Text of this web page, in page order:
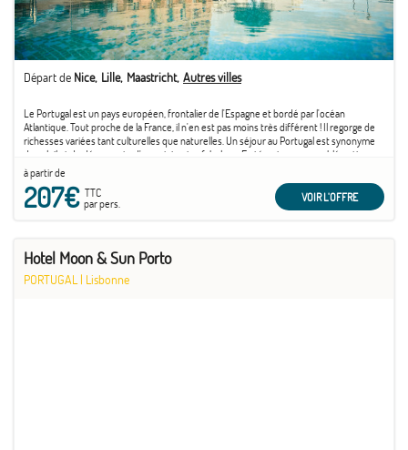
Départ de Nice Lille Maastricht Autres villes
Le Portugal est un pays européen, frontalier de l'Espagne et bordé par l'océan
Atlantique. Tout proche de la France, il n'en est pas moins très différent ! Il regorge de
richesses variées tant culturelles que naturelles. Un séjour au Portugal est synonyme
de soleil et de découverte d'un patrimoine fabuleux. En témoigne son emblématique
capitale ...
à partir de
207€TTC
par pers.
VOIR L'OFFRE
Hotel Moon & Sun Porto
PORTUGAL | Lisbonne